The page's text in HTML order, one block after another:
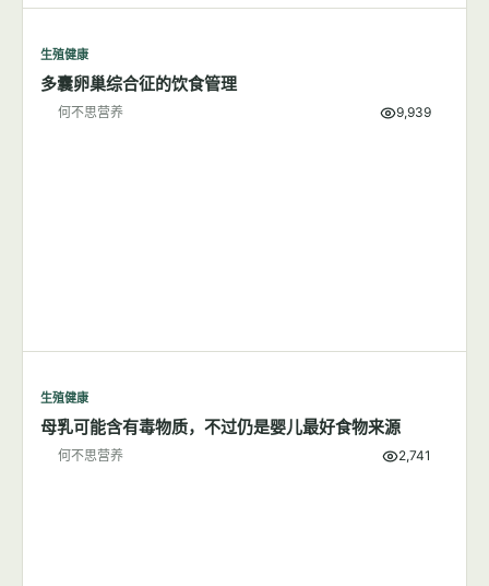
生殖健康
多囊卵巢综合征的饮食管理
何不思营养 9,939
生殖健康
母乳可能含有毒物质，不过仍是婴儿最好食物来源
何不思营养 2,741